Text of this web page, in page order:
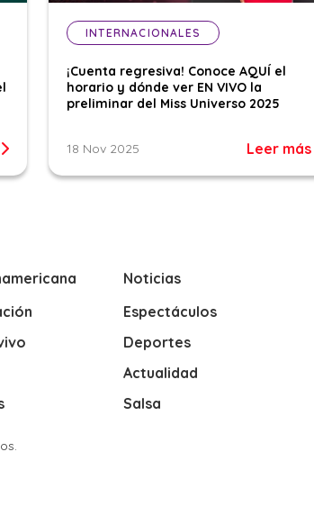
INTERNACIONALES
¡Cuenta regresiva! Conoce AQUÍ el
horario y dónde ver EN VIVO la
preliminar del Miss Universo 2025
18 Nov 2025 Leer más
Noticias
Espectáculos
Deportes
Actualidad
Salsa